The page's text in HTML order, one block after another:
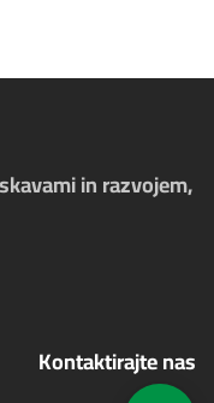
in razvojem,
Kontaktirajte nas